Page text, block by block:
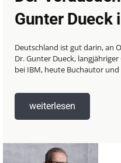
Gunter Dueck
Deutschland ist gut darin, an
Dr. Gunter Dueck,
bei IBM, heute Buchautor und
weiterlesen